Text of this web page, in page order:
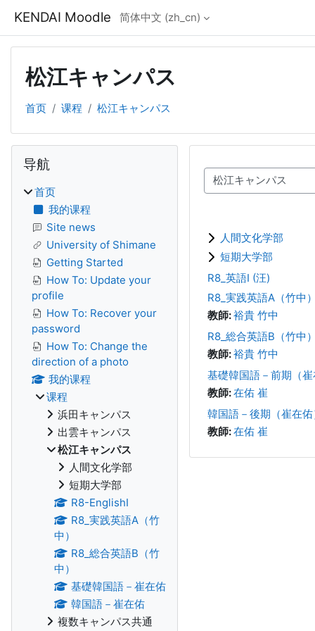
KENDAI Moodle 简体中文 ‎(zh_cn)‎
松江キャンパス
首页 课程 松江キャンパス
课程类别
人間文化学部
短期大学部
R8_英語I (汪)
R8_実践英語A（竹中）
教師:裕貴 竹中
R8_総合英語B（竹中）
教師:裕貴 竹中
基礎韓国語－前期（崔
教師:在佑 崔
韓国語－後期（崔在佑
教師:在佑 崔
版块
导航
首页
我的课程
Site news
University of Shimane
Getting Started
How To: Update your
profile
How To: Recover your
password
How To: Change the
direction of a photo
我的课程
课程
浜田キャンパス
出雲キャンパス
松江キャンパス
人間文化学部
短期大学部
R8-EnglishI
R8_実践英語A（竹
中）
R8_総合英語B（竹
中）
基礎韓国語－崔在佑
韓国語－崔在佑
複数キャンパス共通